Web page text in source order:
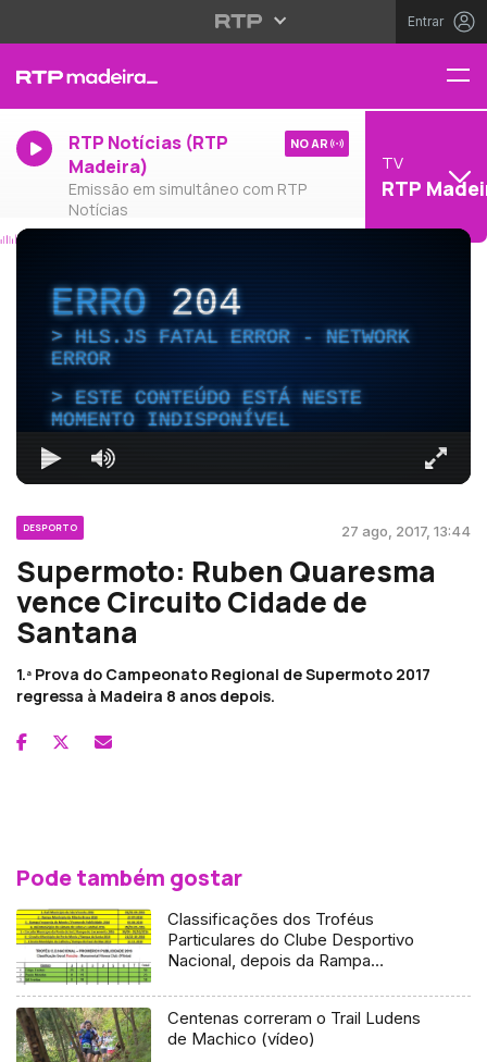
Entrar
RTP Notícias (RTP
Madeira)
Emissão em simultâneo com RTP
Notícias
NO AR
TV
RTP
ERRO204
HLS.JS FATAL ERROR - NETWORK
ERROR
ESTE CONTEÚDO ESTÁ NESTE
MOMENTO INDISPONÍVEL
DESPORTO 27 ago, 2017, 13:44
Supermoto: Ruben Quaresma
vence Circuito Cidade de
Santana
1.ª Prova do Campeonato Regional de Supermoto 2017
regressa à Madeira 8 anos depois.
Pode também gostar
Classificações dos Troféus
Particulares do Clube Desportivo
Nacional, depois da Rampa
Centenas correram o Trail Ludens
de Machico (vídeo)